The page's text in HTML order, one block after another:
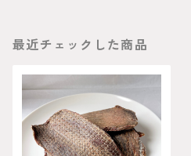
最近チェックした商品